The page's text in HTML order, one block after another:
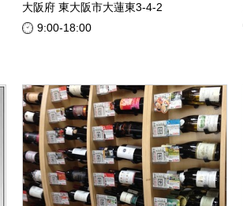
大阪府 東大阪市大蓮東3-4-2
9:00-18:00